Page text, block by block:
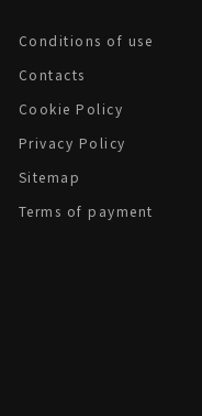
Conditions of use
Contacts
Cookie Policy
Privacy Policy
Sitemap
Terms of payment